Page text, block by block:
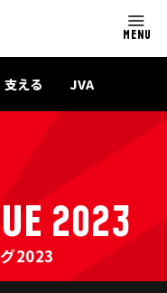
MENU
える JVA
2023
2023